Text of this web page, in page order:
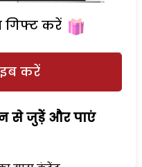
गिफ्ट करें
करें
से जुड़ेें और पाएं